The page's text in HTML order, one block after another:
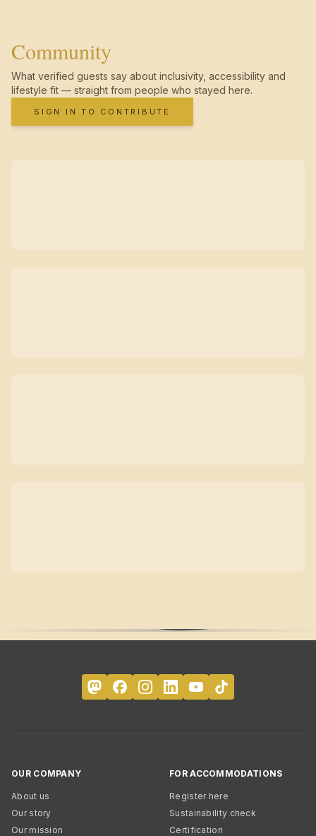
Community
What verified guests say about inclusivity, accessibility and
lifestyle fit — straight from people who stayed here.
SIGN IN TO CONTRIBUTE
OUR COMPANY
About us
Our story
Our mission
FOR ACCOMMODATIONS
Register here
Sustainability check
Certification